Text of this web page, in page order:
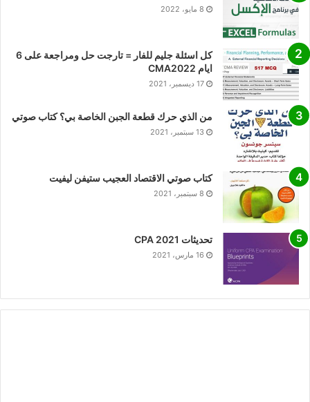
8 مايو، 2022
كل اسئلة جليم للفار = تارجت حل ومراجعة على 6
ايام CMA2022
17 ديسمبر، 2021
من الذي حرك قطعة الجبن الخاصة بي؟ كتاب صوتي
13 سبتمبر، 2021
كتاب صوتي الاقتصاد العجيب ستيفن ليفيت
8 سبتمبر، 2021
تحديثات CPA 2021
16 مارس، 2021